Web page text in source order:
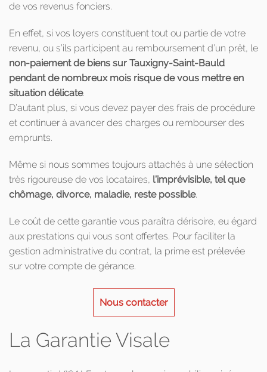
de vos revenus fonciers.
En effet, si vos loyers constituent tout ou partie de votre
revenu, ou s’ils participent au remboursement d’un prêt, le
non-paiement de biens sur Tauxigny-Saint-Bauld
pendant de nombreux mois risque de vous mettre en
situation délicate.
D’autant plus, si vous devez payer des frais de procédure
et continuer à avancer des charges ou rembourser des
emprunts.
Même si nous sommes toujours attachés à une sélection
très rigoureuse de vos locataires, l’imprévisible, tel que
chômage, divorce, maladie, reste possible.
Le coût de cette garantie vous paraîtra dérisoire, eu égard
aux prestations qui vous sont offertes. Pour faciliter la
gestion administrative du contrat, la prime est prélevée
sur votre compte de gérance.
Nous contacter
La Garantie Visale